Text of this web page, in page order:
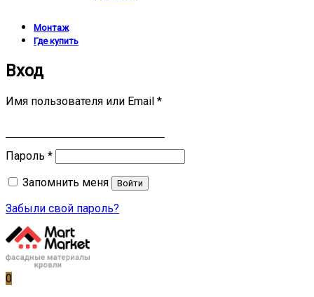
Монтаж
Где купить
Вход
Имя пользователя или Email *
Пароль *
Запомнить меня
Войти
Забыли свой пароль?
0